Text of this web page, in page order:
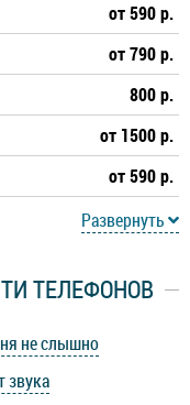
от 590 р.
от 790 р.
800 р.
от 1500 р.
от 590 р.
Развернуть
ТЕЛЕФОНОВ
не слышно
звука